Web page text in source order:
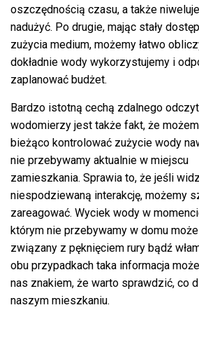
oszczędnością czasu, a także
nadużyć. Po drugie, mając stały
zużycia medium, możemy łatwo
dokładnie wody wykorzystujemy i
zaplanować budżet.
Bardzo istotną cechą zdalnego
wodomierzy jest także fakt, że
bieżąco kontrolować zużycie wody
nie przebywamy aktualnie w miejscu
zamieszkania. Sprawia to, że jeśli
niespodziewaną interakcję, możemy
zareagować. Wyciek wody w
którym nie przebywamy w domu
związany z pęknięciem rury bądź
obu przypadkach taka informacja
nas znakiem, że warto sprawdzić, co
naszym mieszkaniu.